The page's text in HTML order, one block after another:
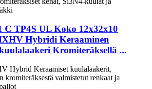
C TP4S UL Koko 12x32x10
Hybridi Keraaminen
Kromiteräksellä ...